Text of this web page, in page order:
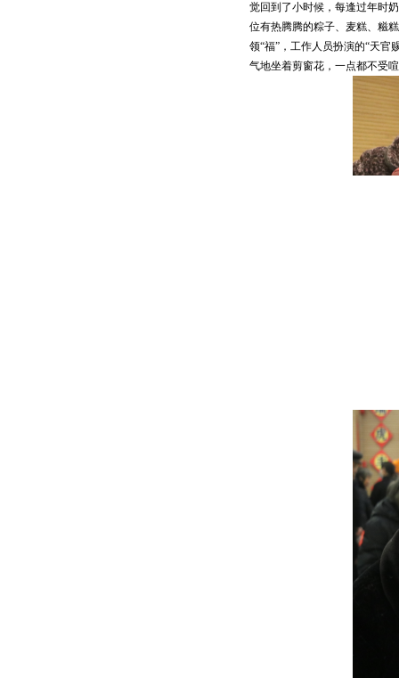
觉回到了小时候，每逢过年时
位有热腾腾的粽子、麦糕、糍
领“福”，工作人员扮演的“天官
气地坐着剪窗花，一点都不受